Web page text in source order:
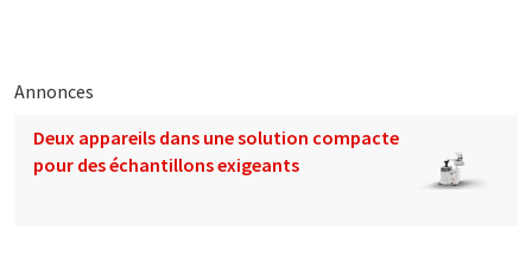
Annonces
Deux appareils dans une solution compacte
pour des échantillons exigeants